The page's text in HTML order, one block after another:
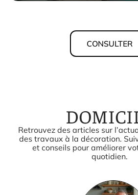
CONSULTER
Retrouvez des articles sur
des travaux à la décoration.
et conseils pour améliorer
quotidien.